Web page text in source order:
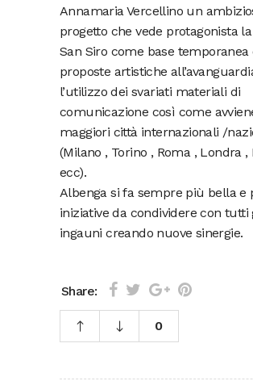
Annamaria Vercellino un
progetto che vede protagonista
San Siro come base temporanea
proposte artistiche
l’utilizzo dei svariati materiali di
comunicazione così come
maggiori città internazionali /
(Milano , Torino , Roma , Londra ,
ecc).
Albenga si fa sempre più bella e
iniziative da condividere con tutti
ingauni creando nuove sinergie.
Share:
0